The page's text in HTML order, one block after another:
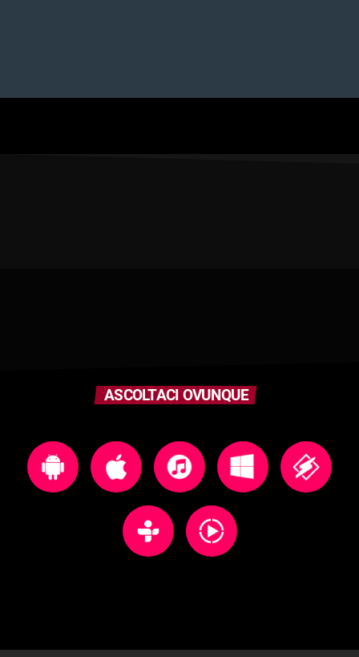
ASCOLTACI OVUNQUE